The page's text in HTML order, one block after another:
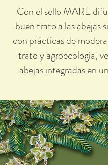
Con el sello MARE
buen trato a las abejas
con prácticas de
trato y agroecología,
abejas integradas en